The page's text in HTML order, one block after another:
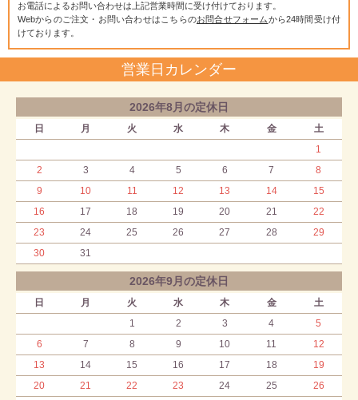
お電話によるお問い合わせは上記営業時間に受け付けております。
Webからのご注文・お問い合わせはこちらのお問合せフォームから24時間受け付
けております。
営業日カレンダー
2026年8月の定休日
日 月 火 水 木 金
土
1
2
3 4 5 6 7
8
9
10 11 12 13 14
15
16
17 18 19 20 21
22
23
24 25 26 27 28
29
30
31
2026年9月の定休日
日 月 火 水 木 金
土
1
2 3 4
5
6
7 8 9 10 11
12
13
14 15 16 17 18
19
20
21 22 23 24 25
26